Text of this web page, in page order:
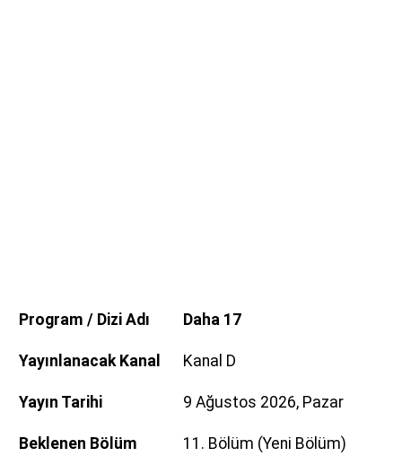
Program / Dizi Adı Daha 17
Yayınlanacak Kanal Kanal D
Yayın Tarihi 9 Ağustos 2026, Pazar
Beklenen Bölüm 11. Bölüm (Yeni Bölüm)